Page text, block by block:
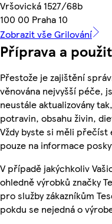
Vršovická 1527/68b
100 00 Praha 10
Zobrazit vše Grilování
Příprava a
Přestože je zajištění
věnována nejvyšší péče,
neustále aktualizovány
potravin, obsahu živin,
Vždy byste si měli
pouze na informace
V případě jakýchkoliv
ohledně výrobků značky
pro služby zákazníkům
pokdu se nejedná o